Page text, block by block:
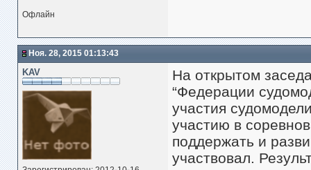
Офлайн
Ноя. 28, 2015 01:13:43
KAV
На открытом
“Федерации
участия
участию в
поддержать и
участвовал.